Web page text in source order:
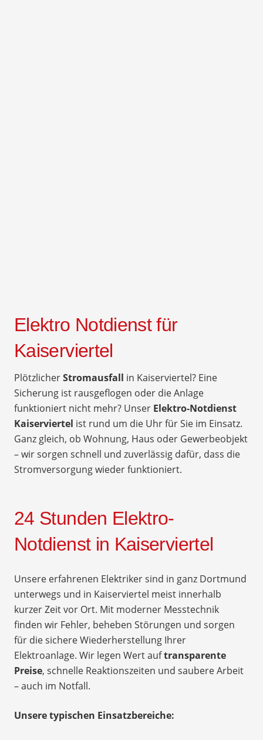
Elektro Notdienst für
Kaiserviertel
PlötzlicherStromausfall in Kaiserviertel? Eine
Sicherung ist rausgeflogen oder die Anlage
funktioniert nicht mehr? Unser Elektro-Notdienst
Kaiserviertel ist rund um die Uhr für Sie im Einsatz.
Ganz gleich, ob Wohnung, Haus oder Gewerbeobjekt
– wir sorgen schnell und zuverlässig dafür, dass die
Stromversorgung wieder funktioniert.
24 Stunden Elektro-
Notdienst in Kaiserviertel
Unsere erfahrenen Elektriker sind in ganz Dortmund
unterwegs und in Kaiserviertel meist innerhalb
kurzer Zeit vor Ort. Mit moderner Messtechnik
finden wir Fehler, beheben Störungen und sorgen
für die sichere Wiederherstellung Ihrer
Elektroanlage. Wir legen Wert auftransparente
Preise, schnelle Reaktionszeiten und saubere Arbeit
– auch im Notfall.
Unsere typischen Einsatzbereiche: